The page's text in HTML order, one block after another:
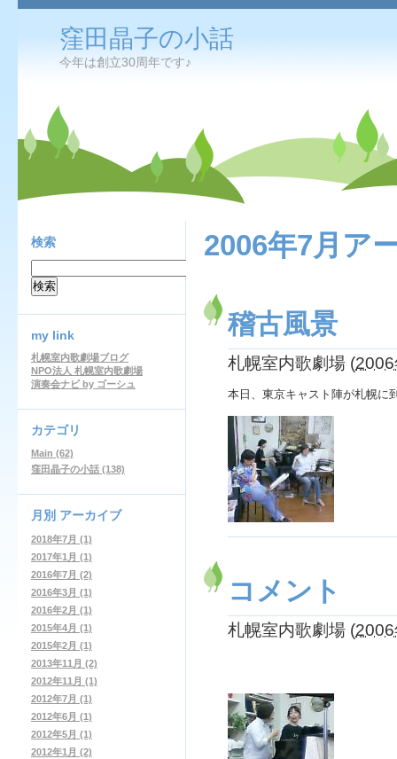
窪田晶子の小話
今年は創立30周年です♪
2006年7月ア
稽古風景
札幌室内歌劇場 (
本日、東京キャスト陣が札幌に
コメント
札幌室内歌劇場 (
検索
my link
札幌室内歌劇場ブログ
NPO法人 札幌室内歌劇場
演奏会ナビ by ゴーシュ
カテゴリ
Main (62)
窪田晶子の小話 (138)
月別 アーカイブ
2018年7月 (1)
2017年1月 (1)
2016年7月 (2)
2016年3月 (1)
2016年2月 (1)
2015年4月 (1)
2015年2月 (1)
2013年11月 (2)
2012年11月 (1)
2012年7月 (1)
2012年6月 (1)
2012年5月 (1)
2012年1月 (2)